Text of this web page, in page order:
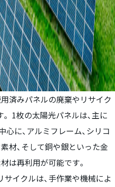
済みパネルの廃棄やリサイク
1枚の太陽光パネルは、主に
心に、アルミフレーム、シリコ
素材、そして銅や銀といった金
は再利用が可能です。
イクルは、手作業や機械によ